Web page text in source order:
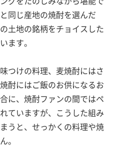
同じ産地の焼酎を選んだ
土地の銘柄をチョイスした
ます。
つけの料理、麦焼酎にはさ
酎にはご飯のお供になるお
に、焼酎ファンの間ではペ
ていますが、こうした組み
うと、せっかくの料理や焼
。